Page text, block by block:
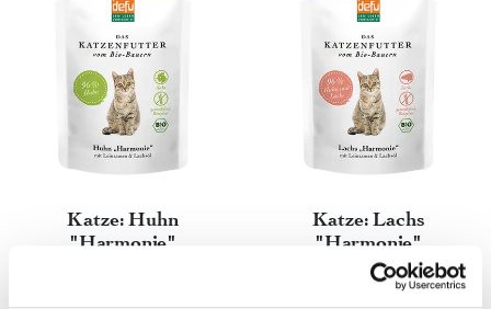
Katze: Huhn
"Harmonie"
Katze: Lachs
"Harmonie"